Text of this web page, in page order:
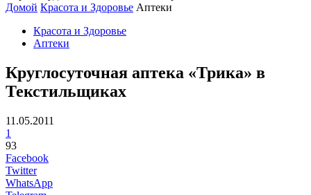
Домой Красота и Здоровье Аптеки
Красота и Здоровье
Аптеки
Круглосуточная аптека «Трика» в
Текстильщиках
11.05.2011
1
93
Facebook
Twitter
WhatsApp